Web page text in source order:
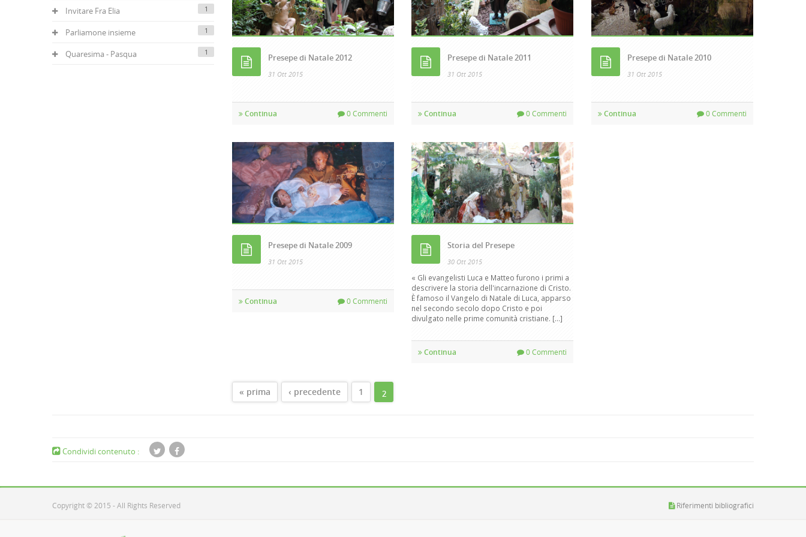
Invitare Fra Elia 1
Parliamone insieme 1
Quaresima - Pasqua 1
Presepe di Natale 2012
31 Ott 2015
Continua 0 Commenti
Presepe di Natale 2011
31 Ott 2015
Continua 0 Commenti
Presepe di Natale 2010
31 Ott 2015
Continua 0 Commenti
Presepe di Natale 2009
31 Ott 2015
Continua 0 Commenti
Storia del Presepe
30 Ott 2015
« Gli evangelisti Luca e Matteo furono i primi a
descrivere la storia dell'incarnazione di Cristo.
È famoso il Vangelo di Natale di Luca, apparso
nel secondo secolo dopo Cristo e poi
divulgato nelle prime comunità cristiane. [...]
Continua 0 Commenti
PAGINE
« prima ‹ precedente 1 2
Condividi contenuto :
Copyright © 2015 - All Rights Reserved Riferimenti bibliografici